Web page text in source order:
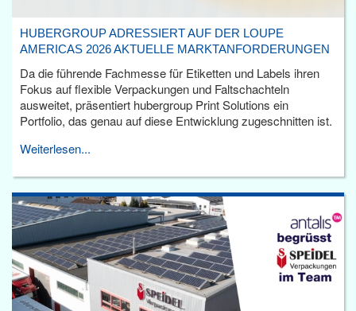
HUBERGROUP ADRESSIERT AUF DER LOUPE
AMERICAS 2026 AKTUELLE MARKTANFORDERUNGEN
Da die führende Fachmesse für Etiketten und Labels ihren
Fokus auf flexible Verpackungen und Faltschachteln
ausweitet, präsentiert hubergroup Print Solutions ein
Portfolio, das genau auf diese Entwicklung zugeschnitten ist.
Weiterlesen...